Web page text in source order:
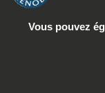
Vous pouvez